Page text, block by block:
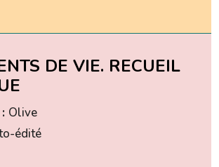
DE VIE. RECUEIL
Olive
édité